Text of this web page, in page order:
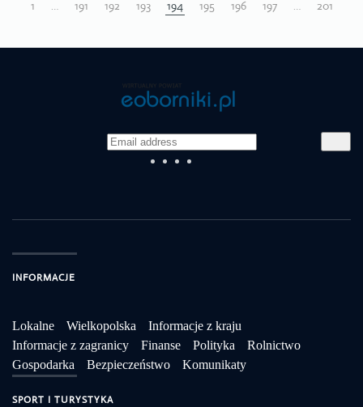
1 … 191 192 193 194 195 196 197 … 201
INFORMACJE
Lokalne Wielkopolska
Informacje z kraju
Informacje z zagranicy
Finanse Polityka
Rolnictwo
Gospodarka
Bezpieczeństwo Komunikaty
SPORT I TURYSTYKA